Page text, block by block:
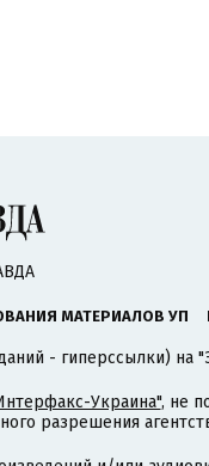
МАТЕРИАЛОВ УП
- гиперссылки) на
Украина", не
разрешения